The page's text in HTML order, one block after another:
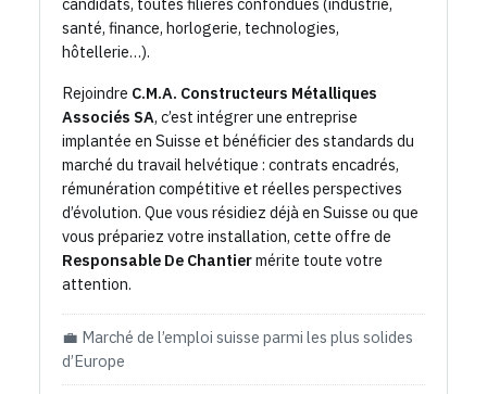
santé, finance, horlogerie, technologies,
hôtellerie…).
Rejoindre C.M.A. Constructeurs Métalliques
Associés SA, c’est intégrer une entreprise
implantée en Suisse et bénéficier des standards du
marché du travail helvétique : contrats encadrés,
rémunération compétitive et réelles perspectives
d’évolution. Que vous résidiez déjà en Suisse ou que
vous prépariez votre installation, cette offre de
Responsable De Chantiermérite toute votre
attention.
💼 Marché de l’emploi suisse parmi les plus solides
d’Europe